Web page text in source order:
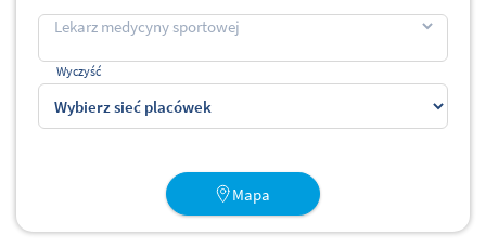
Wyczyść
Mapa